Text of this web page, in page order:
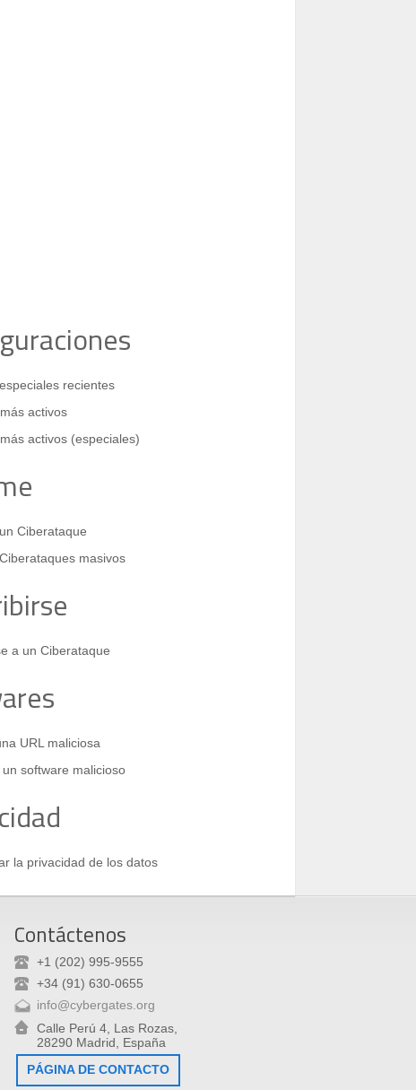
recientes
activos
activos (especiales)
Ciberataque
masivos
a un Ciberataque
URL maliciosa
software malicioso
la privacidad de los datos
Contáctenos
+1 (202) 995-9555
+34 (91) 630-0655
info@cybergates.org
Calle Perú 4, Las Rozas,
28290 Madrid, España
PÁGINA DE CONTACTO